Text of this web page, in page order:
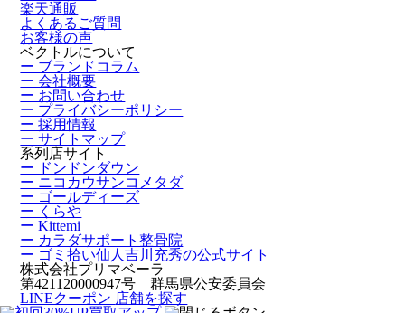
楽天通販
よくあるご質問
お客様の声
ベクトルについて
ー ブランドコラム
ー 会社概要
ー お問い合わせ
ー プライバシーポリシー
ー 採用情報
ー サイトマップ
系列店サイト
ー ドンドンダウン
ー ニコカウサンコメタダ
ー ゴールディーズ
ー くらや
ー Kittemi
ー カラダサポート整骨院
ー ゴミ拾い仙人吉川充秀の公式サイト
株式会社プリマベーラ
第421120000947号 群馬県公安委員会
LINEクーポン 店舗を探す